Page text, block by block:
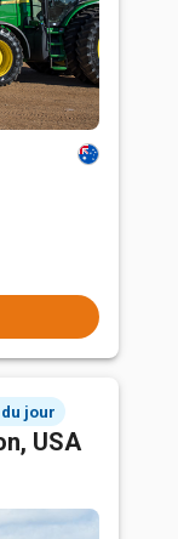
jour
USA